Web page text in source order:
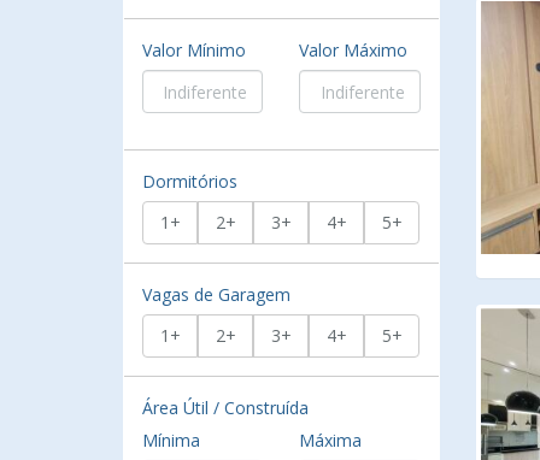
Valor Mínimo Valor Máximo
Dormitórios
1+
2+ 3+ 4+ 5+
Vagas de Garagem
1+
2+ 3+ 4+ 5+
Área Útil / Construída
Mínima
Máxima